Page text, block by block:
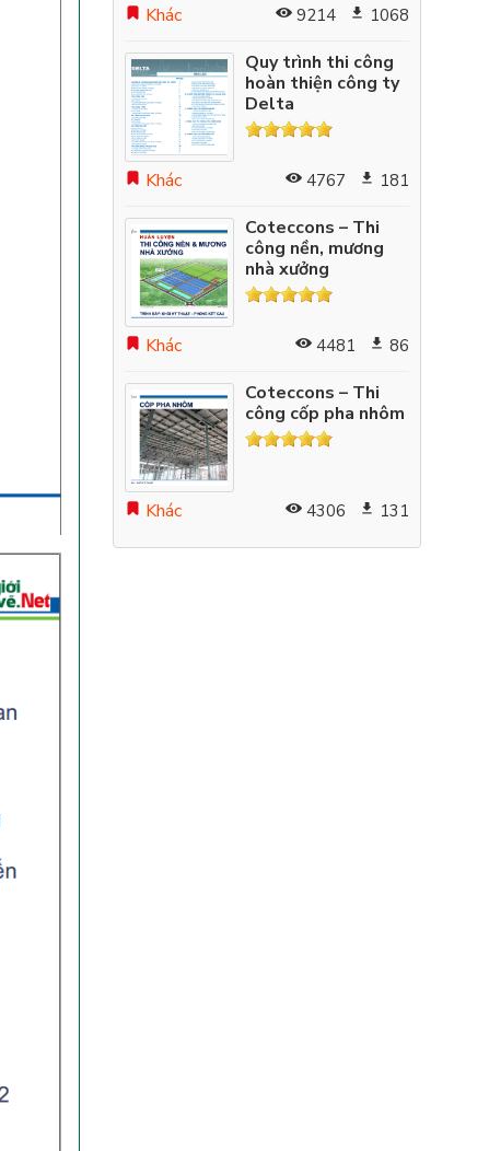
Khác 9214 1068
Quy trình thi công
hoàn thiện công ty
Delta
Khác 4767 181
Coteccons – Thi
công nền, mương
nhà xưởng
Khác 4481 86
Coteccons – Thi
công cốp pha nhôm
Khác 4306 131